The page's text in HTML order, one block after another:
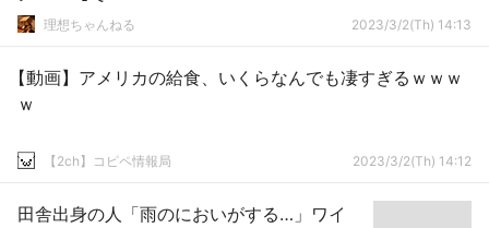
理想ちゃんねる 2023/3/2(Th) 14:13
【動画】アメリカの給食、いくらなんでも凄すぎるｗｗｗ
ｗ
【2ch】コピペ情報局 2023/3/2(Th) 14:12
田舎出身の人「雨のにおいがする…」ワイ